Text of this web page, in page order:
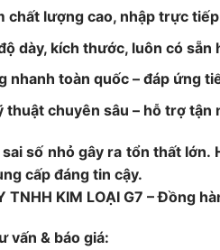
chất lượng cao, nhập trực
dày, kích thước, luôn có sẵn
nhanh toàn quốc – đáp ứng
thuật chuyên sâu – hỗ trợ tận
số nhỏ gây ra tổn thất lớn.
cấp đáng tin cậy.
TNHH KIM LOẠI G7 – Đồng
vấn & báo giá: